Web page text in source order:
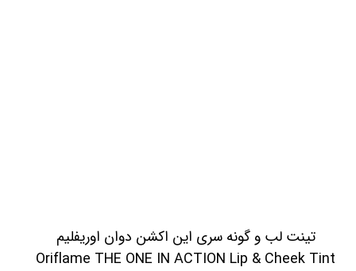
تینت لب و گونه سری این اکشن دوان اوریفلیم
Oriflame THE ONE IN ACTION Lip & Cheek Tint